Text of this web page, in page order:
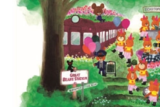
経営リーダーのコミュニティ
マーケ×ITの今がよく分かる
ITエンジニア向け専門サイト
企業向けIT製品の総合サイト